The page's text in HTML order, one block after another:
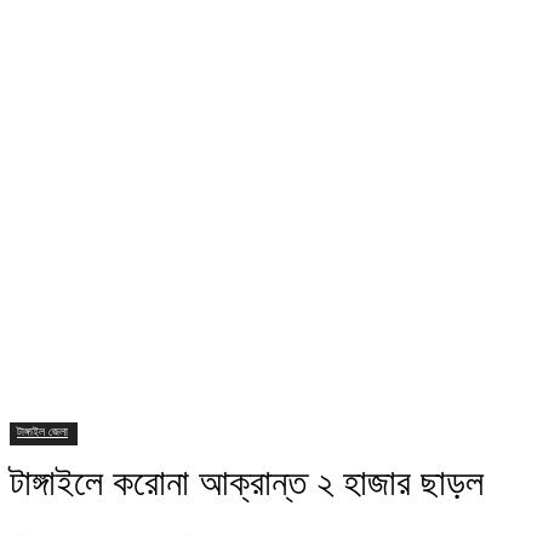
টাঙ্গাইল জেলা
টাঙ্গাইলে করোনা আক্রান্ত ২ হাজার ছাড়ল